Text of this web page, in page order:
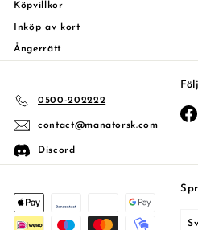
Köpvillkor
Inköp av kort
Ångerrätt
0500-202222
contact@manatorsk.com
Discord